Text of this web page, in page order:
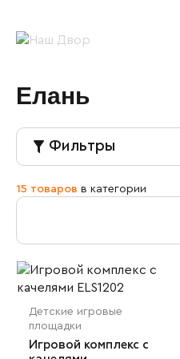
Елань
Фильтры
Новинки
Детские городки
Домик для детей
Канатные комплексы
Горки детские
Детские карусели
Уличные детские
Спортивные площадки
Воркаут площадки
Лавочки и скамейки
Серии
15 товаров в категории
Детские игровые
площадки
Игровой комплекс с